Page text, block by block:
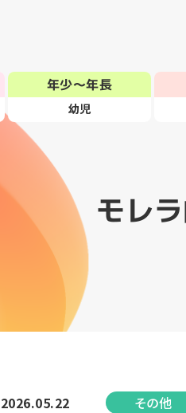
年少～年長
幼児
モレ
2026.05.22 その他